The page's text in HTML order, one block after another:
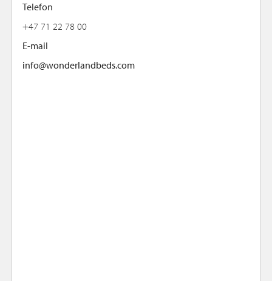
Telefon
+47 71 22 78 00
E-mail
info@wonderlandbeds.com